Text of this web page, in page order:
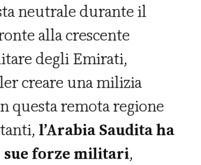
neutrale durante il
alla crescente
degli Emirati,
creare una milizia
questa remota regione
l’Arabia Saudita ha
sue forze militari,